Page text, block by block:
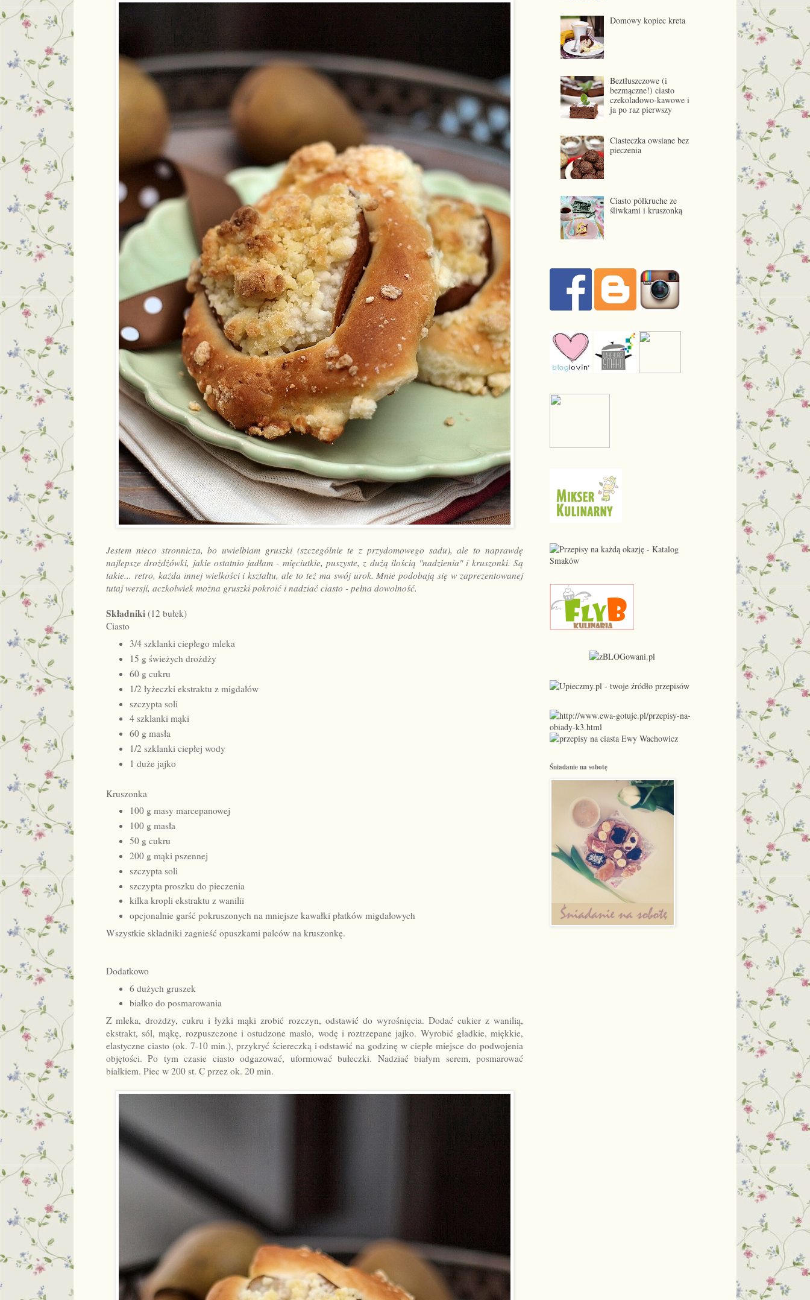
Jestem nieco stronnicza, bo uwielbiam gruszki (szczególnie te z przydomowego sadu), ale to naprawdę
najlepsze drożdżówki, jakie ostatnio jadłam - mięciutkie, puszyste, z dużą ilością "nadzienia" i kruszonki. Są
takie... retro, każda innej wielkości i kształtu, ale to też ma swój urok. Mnie podobają się w zaprezentowanej
tutaj wersji, aczkolwiek można gruszki pokroić i nadziać ciasto - pełna dowolność.
Składniki (12 bułek)
Ciasto
3/4 szklanki ciepłego mleka
15 g świeżych drożdży
60 g cukru
1/2 łyżeczki ekstraktu z migdałów
szczypta soli
4 szklanki mąki
60 g masła
1/2 szklanki ciepłej wody
1 duże jajko
Kruszonka
100 g masy marcepanowej
100 g masła
50 g cukru
200 g mąki pszennej
szczypta soli
szczypta proszku do pieczenia
kilka kropli ekstraktu z wanilii
opcjonalnie garść pokruszonych na mniejsze kawałki płatków migdałowych
Wszystkie składniki zagnieść opuszkami palców na kruszonkę.
Dodatkowo
6 dużych gruszek
białko do posmarowania
Z mleka, drożdży, cukru i łyżki mąki zrobić rozczyn, odstawić do wyrośnięcia. Dodać cukier z wanilią,
ekstrakt, sól, mąkę, rozpuszczone i ostudzone masło, wodę i roztrzepane jajko. Wyrobić gładkie, miękkie,
elastyczne ciasto (ok. 7-10 min.), przykryć ściereczką i odstawić na godzinę w ciepłe miejsce do podwojenia
objętości. Po tym czasie ciasto odgazować, uformować bułeczki. Nadziać białym serem, posmarować
białkiem. Piec w 200 st. C przez ok. 20 min.
Domowy kopiec kreta
Beztłuszczowe (i
bezmączne!) ciasto
czekoladowo-kawowe i
ja po raz pierwszy
Ciasteczka owsiane bez
pieczenia
Ciasto półkruche ze
śliwkami i kruszonką
Śniadanie na sobotę